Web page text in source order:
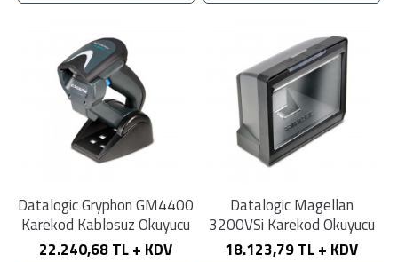
Datalogic Gryphon GM4400
Karekod Kablosuz Okuyucu
22.240,68 TL + KDV
Datalogic Magellan
3200VSi Karekod Okuyucu
18.123,79 TL + KDV